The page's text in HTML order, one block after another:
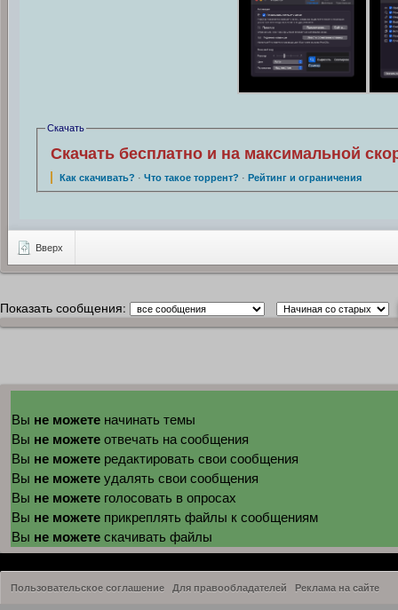
Скачать
Скачать бесплатно и на максимальной
Как скачивать? ·Что такое торрент? ·Рейтинг и ограничения
Вверх
Показать сообщения:
Вы не можете начинать темы
Вы не можете отвечать на сообщения
Вы не можете редактировать свои сообщения
Вы не можете удалять свои сообщения
Вы не можете голосовать в опросах
Вы не можете прикреплять файлы к сообщениям
Вы не можете скачивать файлы
Пользовательское соглашение Для правообладателей Реклама на сайте